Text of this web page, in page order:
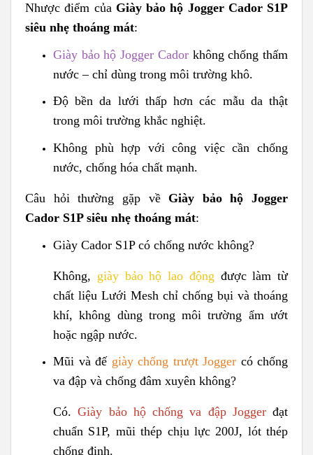
Nhược điểm của Giày bảo hộ Jogger Cador S1P
siêu nhẹ thoáng mát:
Giày bảo hộ Jogger Cadorkhông chống thấm
nước – chỉ dùng trong môi trường khô.
Độ bền da lưới thấp hơn các mẫu da thật
trong môi trường khắc nghiệt.
Không phù hợp với công việc cần chống
nước, chống hóa chất mạnh.
Câu hỏi thường gặp về Giày bảo hộ Jogger
Cador S1P siêu nhẹ thoáng mát:
Giày Cador S1P có chống nước không?
Không, giày bảo hộ lao động được làm từ
chất liệu Lưới Mesh chỉ chống bụi và thoáng
khí, không dùng trong môi trường ẩm ướt
hoặc ngập nước.
Mũi và đế giày chống trượt Jogger có chống
va đập và chống đâm xuyên không?
Có.Giày bảo hộ chống va đập Joggerđạt
chuẩn S1P, mũi thép chịu lực 200J, lót thép
chống đinh.